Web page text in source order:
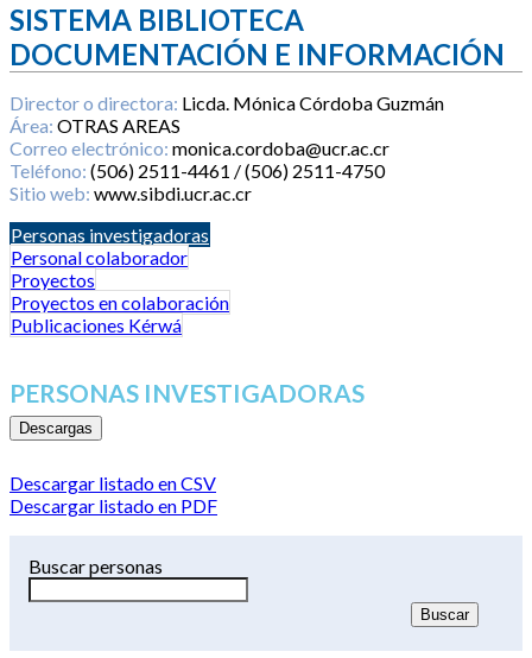
SISTEMA BIBLIOTECA
DOCUMENTACIÓN E INFORMACIÓN
Director o directora: Licda. Mónica Córdoba Guzmán
Área: OTRAS AREAS
Correo electrónico: monica.cordoba@ucr.ac.cr
Teléfono: (506) 2511-4461 / (506) 2511-4750
Sitio web: www.sibdi.ucr.ac.cr
Personas investigadoras
Personal colaborador
Proyectos
Proyectos en colaboración
Publicaciones Kérwá
PERSONAS INVESTIGADORAS
Descargas
Descargar listado en CSV
Descargar listado en PDF
Buscar personas